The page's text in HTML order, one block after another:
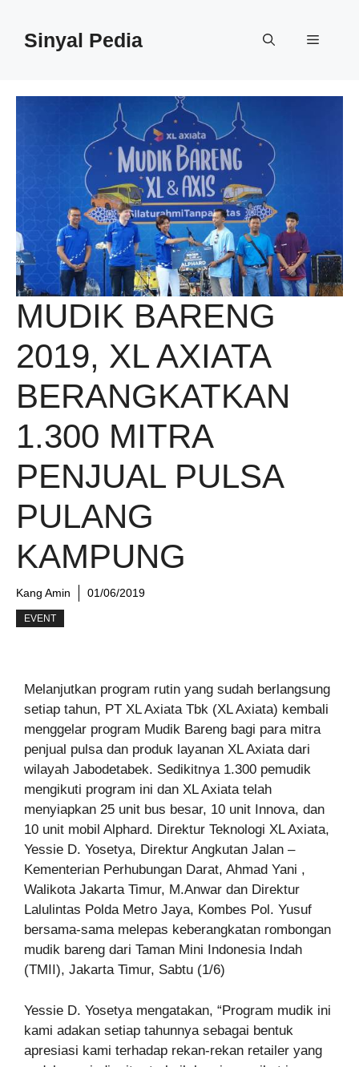
Sinyal Pedia Menu
MUDIK BARENG
2019, XL AXIATA
BERANGKATKAN
1.300 MITRA
PENJUAL PULSA
PULANG
KAMPUNG
Kang Amin 01/06/2019
EVENT
Melanjutkan program rutin yang sudah berlangsung
setiap tahun, PT XL Axiata Tbk (XL Axiata) kembali
menggelar program Mudik Bareng bagi para mitra
penjual pulsa dan produk layanan XL Axiata dari
wilayah Jabodetabek. Sedikitnya 1.300 pemudik
mengikuti program ini dan XL Axiata telah
menyiapkan 25 unit bus besar, 10 unit Innova, dan
10 unit mobil Alphard. Direktur Teknologi XL Axiata,
Yessie D. Yosetya, Direktur Angkutan Jalan –
Kementerian Perhubungan Darat, Ahmad Yani ,
Walikota Jakarta Timur, M.Anwar dan Direktur
Lalulintas Polda Metro Jaya, Kombes Pol. Yusuf
bersama-sama melepas keberangkatan rombongan
mudik bareng dari Taman Mini Indonesia Indah
(TMII), Jakarta Timur, Sabtu (1/6)
Yessie D. Yosetya mengatakan, “Program mudik ini
kami adakan setiap tahunnya sebagai bentuk
apresiasi kami terhadap rekan-rekan retailer yang